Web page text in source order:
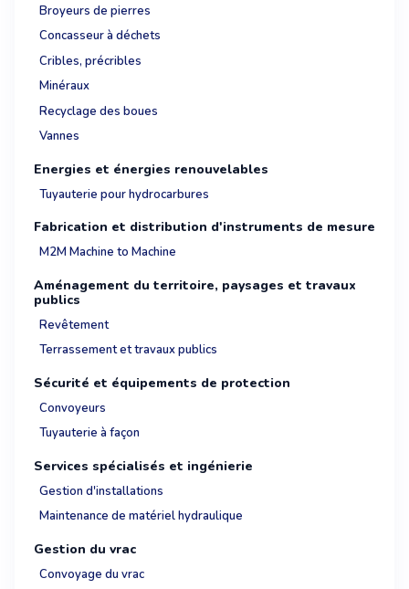
Broyeurs de pierres
Concasseur à déchets
Cribles, précribles
Minéraux
Recyclage des boues
Vannes
Energies et énergies renouvelables
Tuyauterie pour hydrocarbures
Fabrication et distribution d'instruments de mesure
M2M Machine to Machine
Aménagement du territoire, paysages et travaux
publics
Revêtement
Terrassement et travaux publics
Sécurité et équipements de protection
Convoyeurs
Tuyauterie à façon
Services spécialisés et ingénierie
Gestion d'installations
Maintenance de matériel hydraulique
Gestion du vrac
Convoyage du vrac